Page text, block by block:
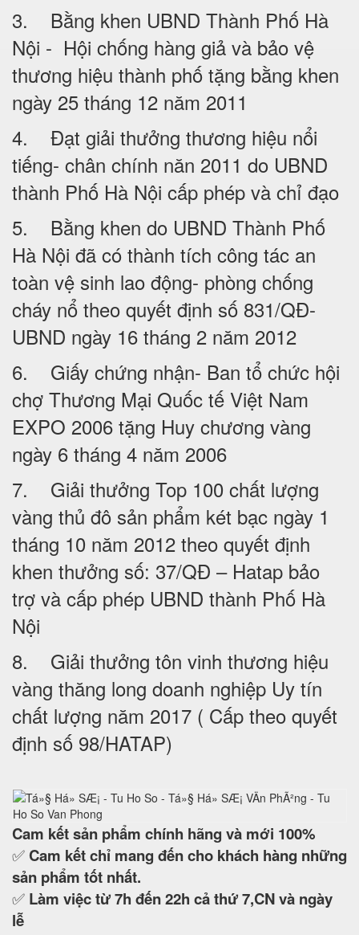
3. Bằng khen UBND Thành Phố Hà
Nội - Hội chống hàng giả và bảo vệ
thương hiệu thành phố tặng bằng khen
ngày 25 tháng 12 năm 2011
4. Đạt giải thưởng thương hiệu nổi
tiếng- chân chính năn 2011 do UBND
thành Phố Hà Nội cấp phép và chỉ đạo
5. Bằng khen do UBND Thành Phố
Hà Nội đã có thành tích công tác an
toàn vệ sinh lao động- phòng chống
cháy nổ theo quyết định số 831/QĐ-
UBND ngày 16 tháng 2 năm 2012
6. Giấy chứng nhận- Ban tổ chức hội
chợ Thương Mại Quốc tế Việt Nam
EXPO 2006 tặng Huy chương vàng
ngày 6 tháng 4 năm 2006
7. Giải thưởng Top 100 chất lượng
vàng thủ đô sản phẩm két bạc ngày 1
tháng 10 năm 2012 theo quyết định
khen thưởng số: 37/QĐ – Hatap bảo
trợ và cấp phép UBND thành Phố Hà
Nội
8. Giải thưởng tôn vinh thương hiệu
vàng thăng long doanh nghiệp Uy tín
chất lượng năm 2017 ( Cấp theo quyết
định số 98/HATAP)
Cam kếtsản phẩm chính hãng và mới 100%
✅ Cam kếtchỉ mang đến cho khách hàng những
sản phẩm tốt nhất.
✅ Làm việc từ 7h đến 22h cả thứ 7,CN và ngày
lễ